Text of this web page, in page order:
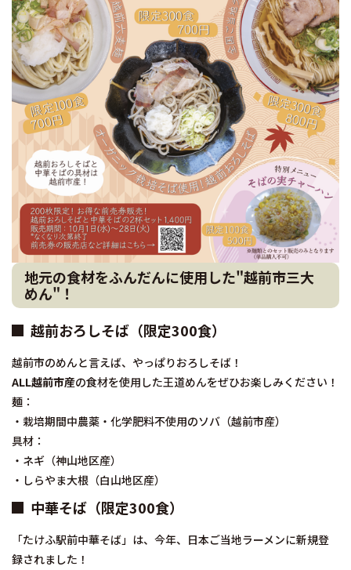
地元の食材をふんだんに使用した"越前市三大
めん"！
越前おろしそば（限定300食）
越前市のめんと言えば、やっぱりおろしそば！
ALL越前市産の食材を使用した王道めんをぜひお楽しみください！
麺：
・栽培期間中農薬・化学肥料不使用のソバ（越前市産）
具材：
・ネギ（神山地区産）
・しらやま大根（白山地区産）
中華そば（限定300食）
「たけふ駅前中華そば」は、今年、日本ご当地ラーメンに新規登
録されました！